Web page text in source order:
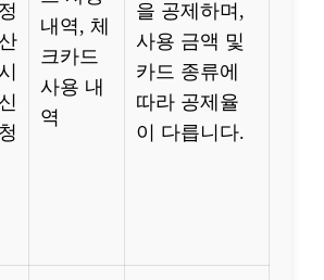
정
신
청
내역, 체
크카드
사용 내
역
을 공제하며,
사용 금액 및
카드 종류에
따라 공제율
이 다릅니다.